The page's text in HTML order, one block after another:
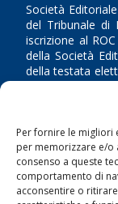
Per fornire le migliori
per memorizzare e/o
consenso a queste
comportamento di
acconsentire o
Società
del Tribunale di
iscrizione al
della Società
della testata
di Livorno del